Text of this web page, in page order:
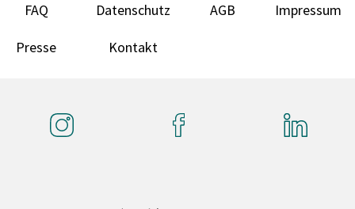
FAQ Datenschutz AGB Impressum
Presse Kontakt